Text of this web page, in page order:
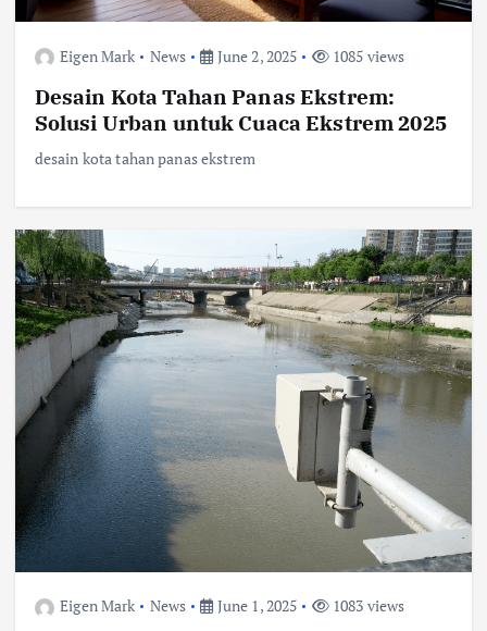
Eigen Mark News June 2, 2025 1085 views
Desain Kota Tahan Panas Ekstrem:
Solusi Urban untuk Cuaca Ekstrem 2025
desain kota tahan panas ekstrem
Eigen Mark News June 1, 2025 1083 views